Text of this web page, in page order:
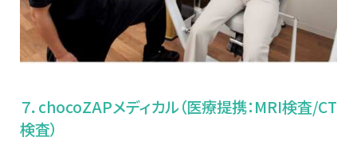
７．chocoZAPメディカル（医療提携：MRI検査/CT
検査）